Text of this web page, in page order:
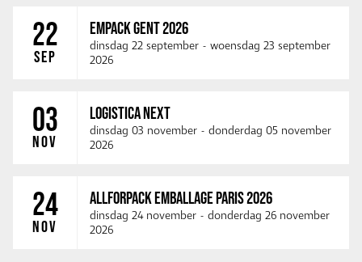
22
SEP
EMPACK GENT 2026
dinsdag 22 september - woensdag 23 september
2026
03
NOV
LOGISTICA NEXT
dinsdag 03 november - donderdag 05 november
2026
24
NOV
ALLFORPACK EMBALLAGE PARIS 2026
dinsdag 24 november - donderdag 26 november
2026